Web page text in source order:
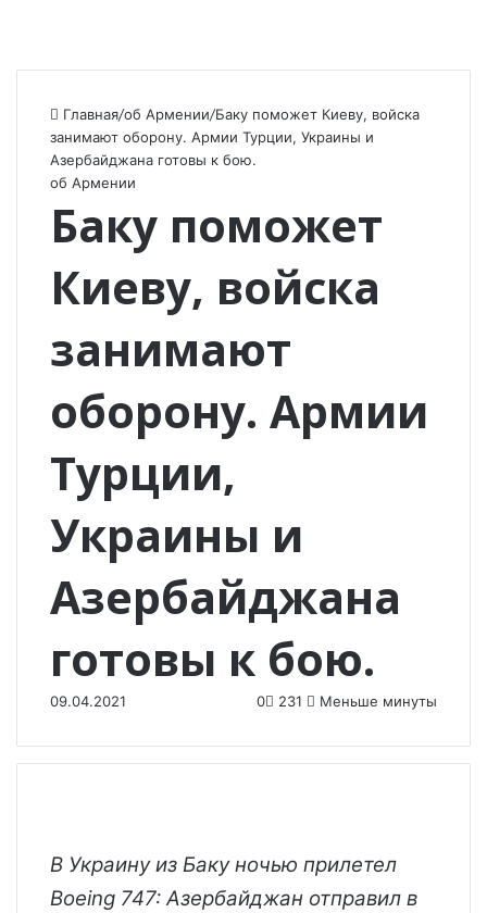
Главная/об Армении/Баку поможет Киеву, войска
занимают оборону. Армии Турции, Украины и
Азербайджана готовы к бою.
об Армении
Баку поможет
Киеву, войска
занимают
оборону. Армии
Турции,
Украины и
Азербайджана
готовы к бою.
09.04.2021 0 231 Меньше минуты
В Украину из Баку ночью прилетел
Boeing 747: Азербайджан отправил в